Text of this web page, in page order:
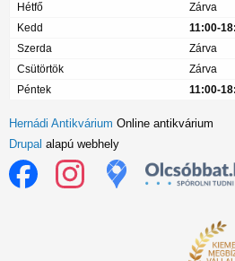
Hétfő
Zárva
Kedd
11:00-
Szerda
Zárva
Csütörtök
Zárva
Péntek
11:00-
Hernádi Antikvárium Online antikvárium
Drupal alapú webhely